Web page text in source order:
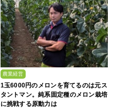
農業経営
1玉6000円のメロンを育てるのは元ス
タントマン。純系固定種のメロン栽培
に挑戦する原動力は